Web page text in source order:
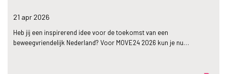
21 apr 2026
Heb jij een inspirerend idee voor de toekomst van een
beweegvriendelijk Nederland? Voor MOVE24 2026 kun je nu…